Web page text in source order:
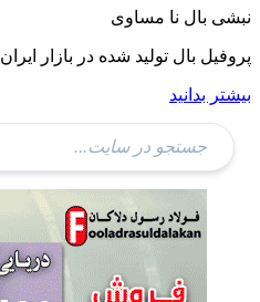
نبشی بال نا مساوی
پروفیل بال تولید شده در بازار
بیشتر بدانید